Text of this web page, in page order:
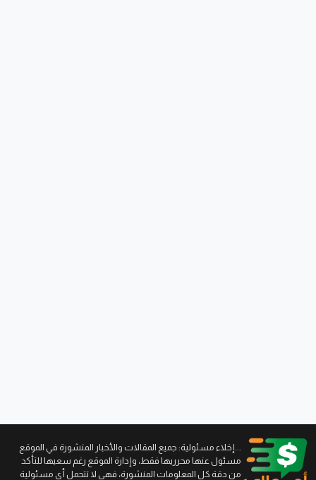
...إخلاء مسئولية: جميع المقالات والأخبار المنشورة في الموقع
مسئول عنها محرريها فقط، وإدارة الموقع رغم سعيها للتأكد
من دقة كل المعلومات المنشورة، فهي لا تتحمل أي مسئولية